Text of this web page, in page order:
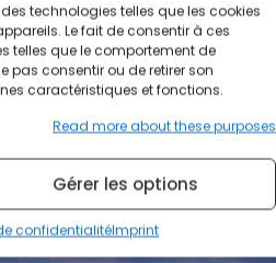
technologies telles que les cookies
Le fait de consentir à ces
telles que le comportement de
pas consentir ou de retirer son
caractéristiques et fonctions.
Read more about these purposes
Gérer les options
confidentialitéImprint